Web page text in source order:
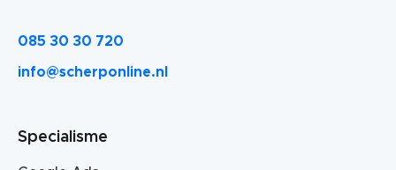
085 30 30 720
info@scherponline.nl
Specialisme